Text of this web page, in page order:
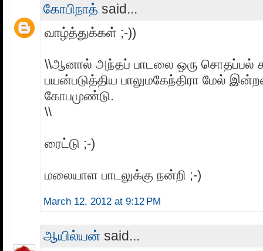
கோபிநாத் said...
வாழ்த்துக்கள் ;-))
\\ஆனால் அந்தப் பாடலை ஒரு சொதப்பல்
பயன்படுத்திய பாலுமகேந்திரா மேல்
கோபமுண்டு.
\\
ரைட்டு ;-)
மலையாள பாடலுக்கு நன்றி ;-)
March 12, 2012 at 9:12 PM
ஆயில்யன் said...